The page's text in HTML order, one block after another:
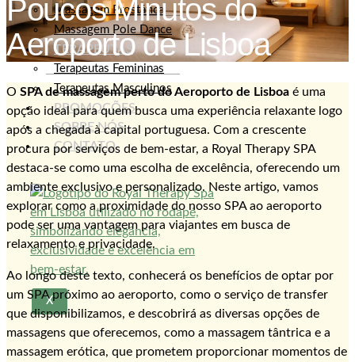
Massagem Prostática
Massagem Pole Dance
TERAPEUTAS
Terapeutas Femininas
Terapeutas Masculinos
PROMOÇÕES
SOBRE NÓS
CONTATO
X
Poucos Minutos do
Aeroporto de Lisboa
O SPA de massagem perto do Aeroporto de Lisboa é uma
opção ideal para quem busca uma experiência relaxante logo
após a chegada à capital portuguesa. Com a crescente
procura por serviços de bem-estar, a Royal Therapy SPA
destaca-se como uma escolha de excelência, oferecendo um
ambiente exclusivo e personalizado. Neste artigo, vamos
explorar como a proximidade do nosso SPA ao aeroporto
pode ser uma vantagem para viajantes em busca de
relaxamento e privacidade.
Ao longo deste texto, conhecerá os benefícios de optar por
um SPA próximo ao aeroporto, como o serviço de transfer
que disponibilizamos, e descobrirá as diversas opções de
massagens que oferecemos, como a massagem tântrica e a
massagem erótica, que prometem proporcionar momentos de